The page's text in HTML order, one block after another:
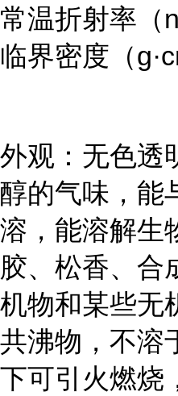
常温折射率（
临界密度（g·
外观：无色透
醇的气味，能
溶，能溶解生
胶、松香、合
机物和某些无
共沸物，不溶
下可引火燃烧